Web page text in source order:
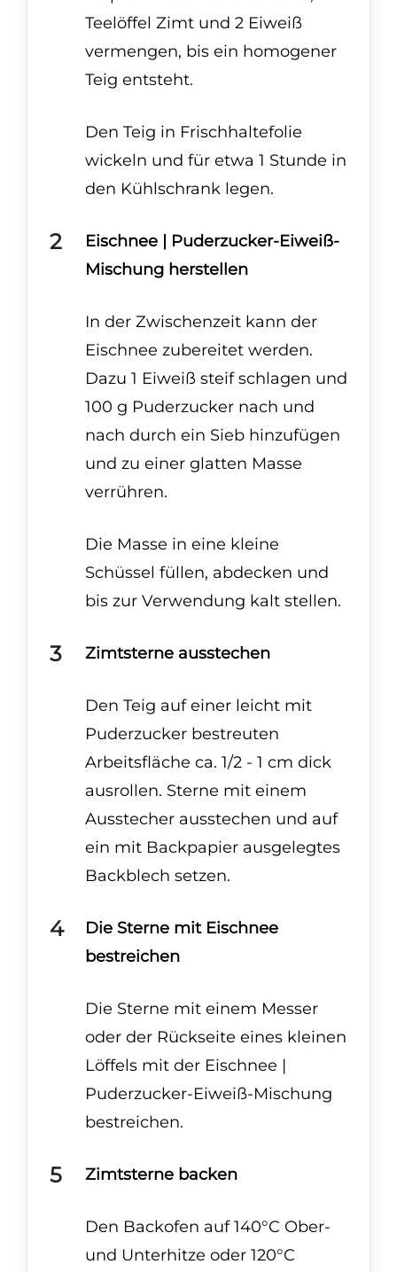
Teelöffel Zimt und 2 Eiweiß
vermengen, bis ein homogener
Teig entsteht.
Den Teig in Frischhaltefolie
wickeln und für etwa 1 Stunde in
den Kühlschrank legen.
Eischnee | Puderzucker-Eiweiß-
Mischung herstellen
In der Zwischenzeit kann der
Eischnee zubereitet werden.
Dazu 1 Eiweiß steif schlagen und
100 g Puderzucker nach und
nach durch ein Sieb hinzufügen
und zu einer glatten Masse
verrühren.
Die Masse in eine kleine
Schüssel füllen, abdecken und
bis zur Verwendung kalt stellen.
Zimtsterne ausstechen
Den Teig auf einer leicht mit
Puderzucker bestreuten
Arbeitsfläche ca. 1/2 - 1 cm dick
ausrollen. Sterne mit einem
Ausstecher ausstechen und auf
ein mit Backpapier ausgelegtes
Backblech setzen.
Die Sterne mit Eischnee
bestreichen
Die Sterne mit einem Messer
oder der Rückseite eines kleinen
Löffels mit der Eischnee |
Puderzucker-Eiweiß-Mischung
bestreichen.
Zimtsterne backen
Den Backofen auf 140°C Ober-
und Unterhitze oder 120°C